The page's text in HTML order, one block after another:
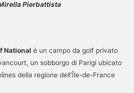
Pierbattista
National è un campo da golf privato
un sobborgo di Parigi ubicato
della regione dell’Île-de-France